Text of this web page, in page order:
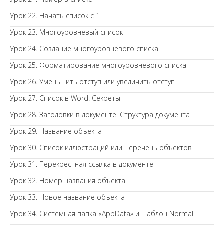
Урок 22. Начать список с 1
Урок 23. Многоуровневый список
Урок 24. Создание многоуровневого списка
Урок 25. Форматирование многоуровневого списка
Урок 26. Уменьшить отступ или увеличить отступ
Урок 27. Список в Word. Секреты
Урок 28. Заголовки в документе. Структура документа
Урок 29. Название объекта
Урок 30. Список иллюстраций или Перечень объектов
Урок 31. Перекрестная ссылка в документе
Урок 32. Номер названия объекта
Урок 33. Новое название объекта
Урок 34. Системная папка «AppData» и шаблон Normal